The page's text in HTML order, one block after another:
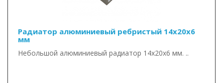
Радиатор алюминиевый ребристый 14х20х6
мм
Небольшой алюминиевый радиатор 14х20х6 мм. ..